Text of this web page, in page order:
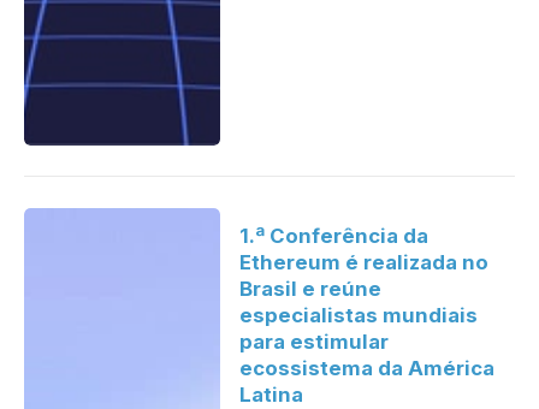
1.ª Conferência da
Ethereum é realizada no
Brasil e reúne
especialistas mundiais
para estimular
ecossistema da América
Latina